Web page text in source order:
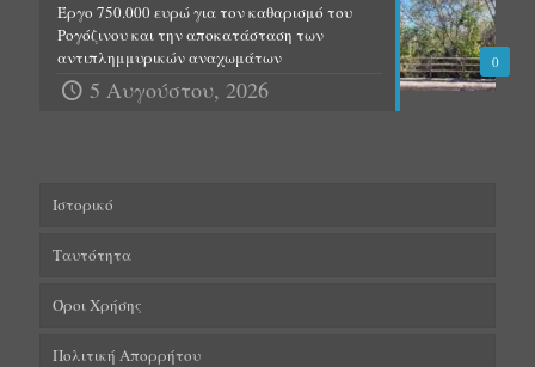
0
Έργο 750.000 ευρώ για τον καθαρισμό του
Ρογόζινου και την αποκατάσταση των
αντιπλημμυρικών αναχωμάτων
5 Αυγούστου, 2026
Ιστορικό
Ταυτότητα
Όροι Χρήσης
Πολιτική Απορρήτου